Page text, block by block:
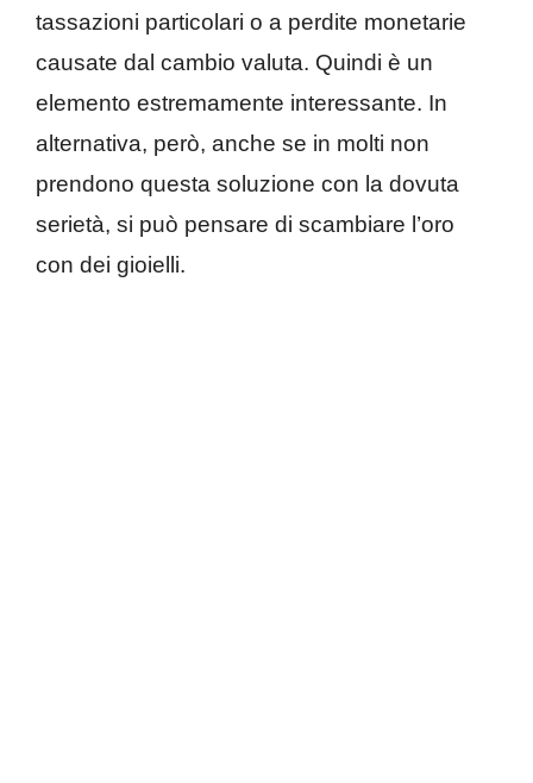
tassazioni particolari o a perdite monetarie
causate dal cambio valuta. Quindi è un
elemento estremamente interessante. In
alternativa, però, anche se in molti non
prendono questa soluzione con la dovuta
serietà, si può pensare di scambiare l’oro
con dei gioielli.